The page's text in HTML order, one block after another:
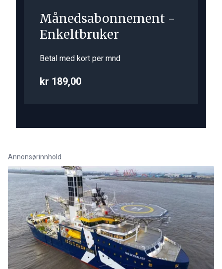
Månedsabonnement -
Enkeltbruker
Betal med kort per mnd
kr 189,00
Annonsørinnhold